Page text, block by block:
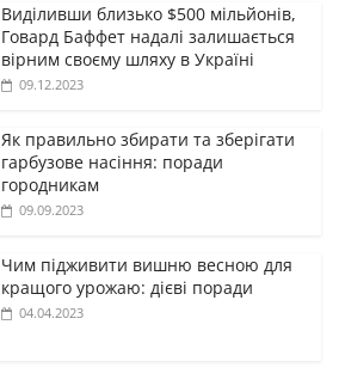
Виділивши близько $500 мільйонів,
Говард Баффет надалі залишається
вірним своєму шляху в Україні
09.12.2023
Як правильно збирати та зберігати
гарбузове насіння: поради
городникам
09.09.2023
Чим підживити вишню весною для
кращого урожаю: дієві поради
04.04.2023